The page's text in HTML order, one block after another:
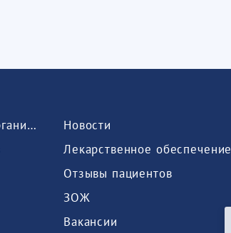
Сведения о медицинской организации
Новости
Лекарственное обеспечение
Отзывы пациентов
ЗОЖ
Вакансии